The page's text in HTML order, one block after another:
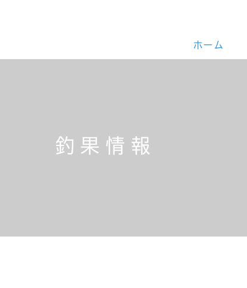
ホーム
釣果情報